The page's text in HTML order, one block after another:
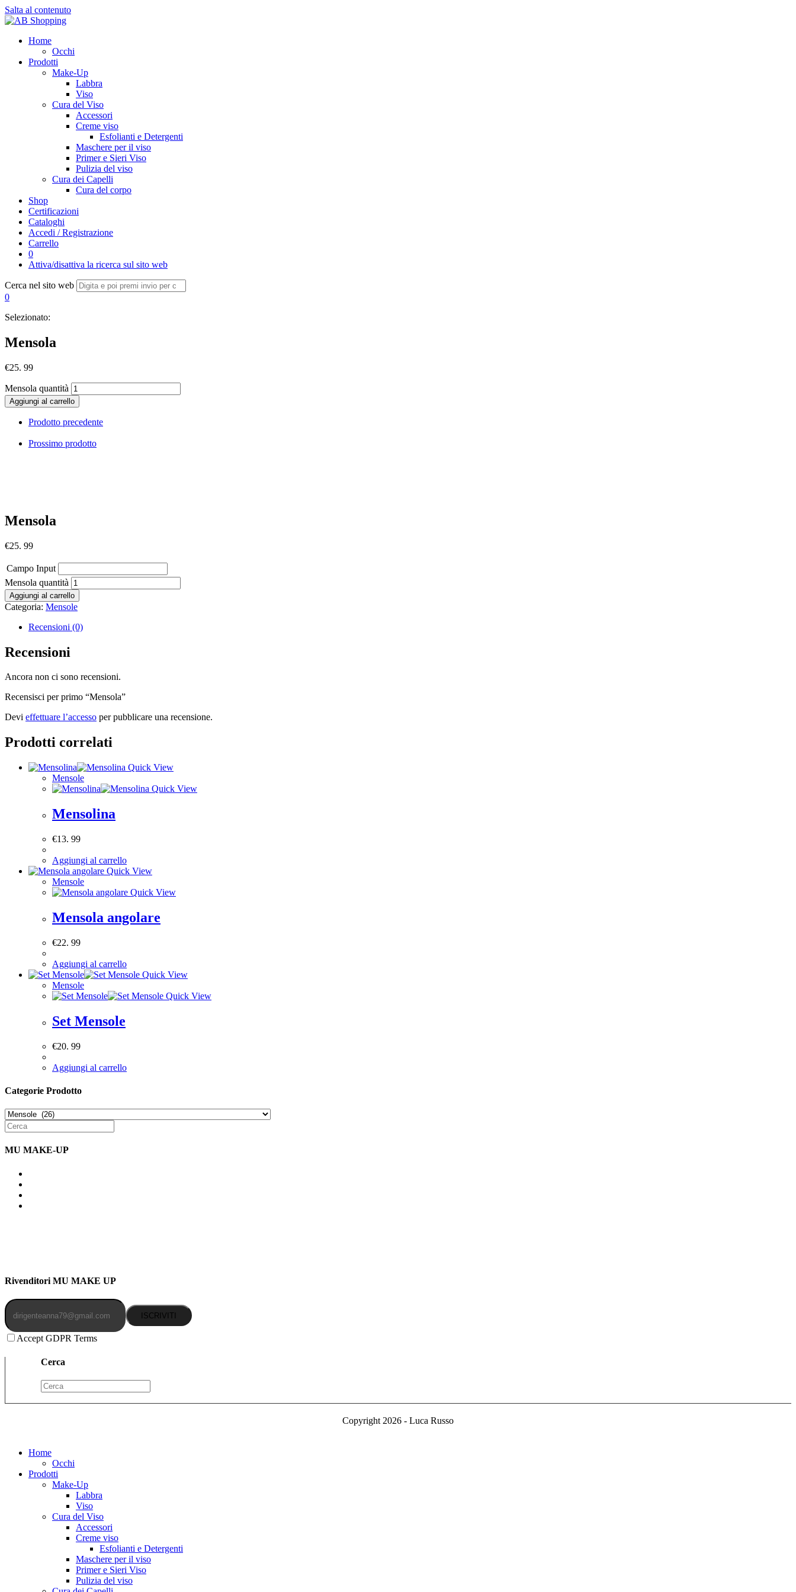
Salta al contenuto
Home
Occhi
Prodotti
Make-Up
Labbra
Viso
Cura del Viso
Accessori
Creme viso
Esfolianti e Detergenti
Maschere per il viso
Primer e Sieri Viso
Pulizia del viso
Cura dei Capelli
Cura del corpo
Shop
Certificazioni
Cataloghi
Accedi / Registrazione
Carrello
0
Attiva/disattiva la ricerca sul sito web
Cerca nel sito web
0
Selezionato:
Mensola
€25. 99
Mensola quantità
Aggiungi al carrello
Prodotto precedente
Prossimo prodotto
Mensola
€25. 99
Campo Input
Mensola quantità
Aggiungi al carrello
Categoria: Mensole
Recensioni (0)
Recensioni
Ancora non ci sono recensioni.
Recensisci per primo “Mensola”
Devi effettuare l’accesso per pubblicare una recensione.
Prodotti correlati
Quick View
Mensole
Quick View
Mensolina
€13. 99
Aggiungi al carrello
Quick View
Mensole
Quick View
Mensola angolare
€22. 99
Aggiungi al carrello
Quick View
Mensole
Quick View
Set Mensole
€20. 99
Aggiungi al carrello
Categorie Prodotto
MU MAKE-UP
Rivenditori MU MAKE UP
ISCRIVITI
Accept GDPR Terms
Cerca
Copyright 2026 - Luca Russo
Home
Occhi
Prodotti
Make-Up
Labbra
Viso
Cura del Viso
Accessori
Creme viso
Esfolianti e Detergenti
Maschere per il viso
Primer e Sieri Viso
Pulizia del viso